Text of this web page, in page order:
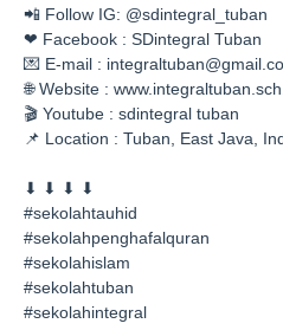
📲 Follow IG: @sdintegral_tuban
❤ Facebook : SDintegral Tuban
💌 E-mail :
🌐 Website :
🎬 Youtube : sdintegral tuban
📌 Location : Tuban, East Java,
⬇ ⬇ ⬇ ⬇
#sekolahtauhid
#sekolahpenghafalquran
#sekolahislam
#sekolahtuban
#sekolahintegral